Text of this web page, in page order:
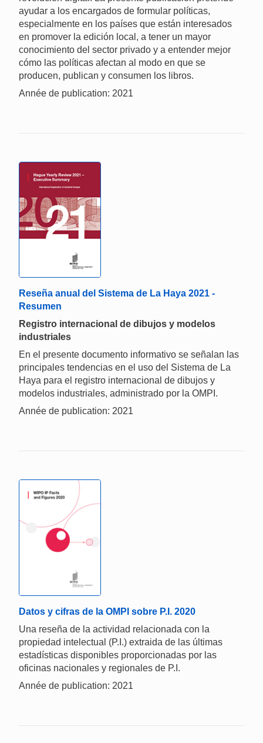
ayudar a los encargados de formular políticas,
especialmente en los países que están interesados
en promover la edición local, a tener un mayor
conocimiento del sector privado y a entender mejor
cómo las políticas afectan al modo en que se
producen, publican y consumen los libros.
Année de publication: 2021
Reseña anual del Sistema de La Haya 2021 -
Resumen
Registro internacional de dibujos y modelos
industriales
En el presente documento informativo se señalan las
principales tendencias en el uso del Sistema de La
Haya para el registro internacional de dibujos y
modelos industriales, administrado por la OMPI.
Année de publication: 2021
Datos y cifras de la OMPI sobre P.I. 2020
Una reseña de la actividad relacionada con la
propiedad intelectual (P.I.) extraida de las últimas
estadísticas disponibles proporcionadas por las
oficinas nacionales y regionales de P.I.
Année de publication: 2021